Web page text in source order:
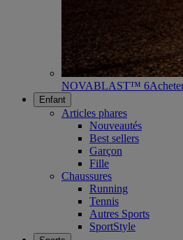
NOVABLAST™ 6
Enfant
Articles phares
Nouveautés
Best sellers
Garçon
Fille
Chaussures
Running
Tennis
Autres Sports
SportStyle